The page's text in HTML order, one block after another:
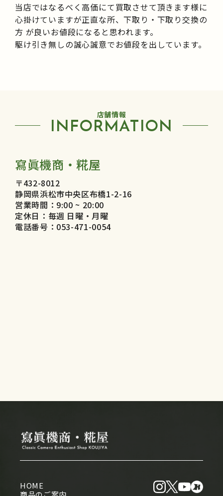
当店ではなるべく高価にて買取させて頂きます様に
心掛けていますが正直な所、下取り・下取り交換の
方 が良いお値段になると思われます。
駆け引き無しの誠心誠意でお値段を出しています。
店舗情報
INFORMATION
寫眞機商・糀屋
〒432-8012
静岡県浜松市中央区布橋1-2-16
営業時間：9:00 ~ 20:00
定休日：毎週 日曜・月曜
電話番号：053-471-0054
HOME